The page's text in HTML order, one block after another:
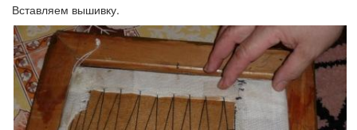
Вставляем вышивку.